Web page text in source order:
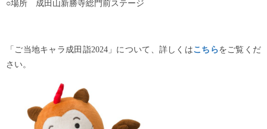
○場所 成田山新勝寺総門前ステージ
「ご当地キャラ成田詣2024」について、詳しくはこちらをご覧くだ
さい。